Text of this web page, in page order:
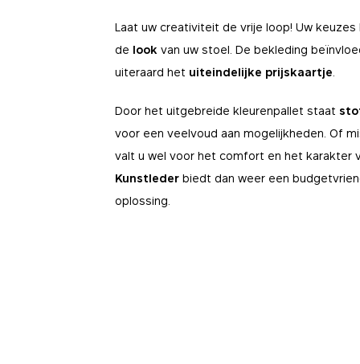
Laat uw creativiteit de vrije loop! Uw keuzes
de look van uw stoel. De bekleding
uiteraard het uiteindelijke prijskaartje
Door het uitgebreide kleurenpallet staat
voor een veelvoud aan mogelijkheden. Of
valt u wel voor het comfort en het karakter
Kunstlederbiedt dan weer een
oplossing.
deze cookies
De server slaat
BEWAARTERMIJN
12 maanden
epic-
Door het gebruik
We kunnen ook de
_fbp
browser-ID. Het
BEWAARTERMIJN
terechtkomen. Ze
websites
gemakkelijker
anoniem.